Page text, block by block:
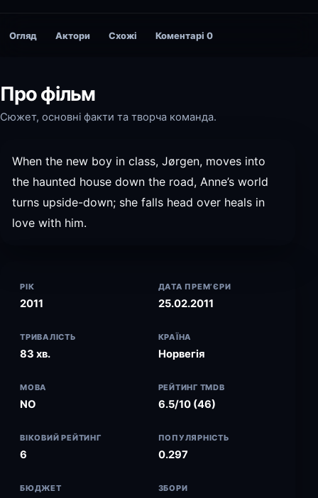
Огляд Актори Схожі Коментарі 0
Про фільм
Сюжет, основні факти та творча команда.
When the new boy in class, Jørgen, moves into
the haunted house down the road, Anne’s world
turns upside-down; she falls head over heals in
love with him.
РІК
2011
ДАТА ПРЕМ’ЄРИ
25.02.2011
ТРИВАЛІСТЬ
83 хв.
КРАЇНА
Норвегія
МОВА
NO
РЕЙТИНГ TMDB
6.5/10 (46)
ВІКОВИЙ РЕЙТИНГ
6
ПОПУЛЯРНІСТЬ
0.297
БЮДЖЕТ ЗБОРИ